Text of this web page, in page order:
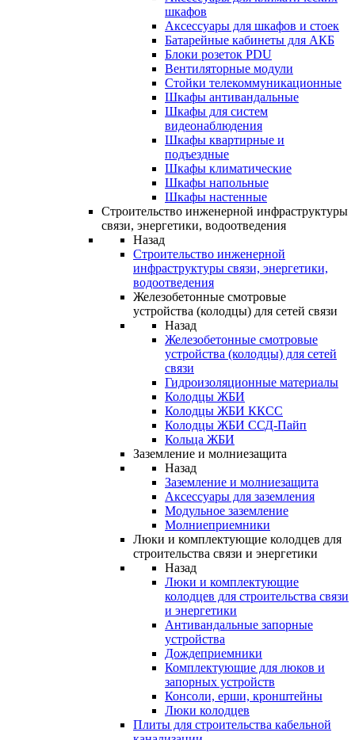
шкафов
Аксессуары для шкафов и стоек
Батарейные кабинеты для АКБ
Блоки розеток PDU
Вентиляторные модули
Стойки телекоммуникационные
Шкафы антивандальные
Шкафы для систем
видеонаблюдения
Шкафы квартирные и
подъездные
Шкафы климатические
Шкафы напольные
Шкафы настенные
Строительство инженерной инфраструктуры
связи, энергетики, водоотведения
Назад
Строительство инженерной
инфраструктуры связи, энергетики,
водоотведения
Железобетонные смотровые
устройства (колодцы) для сетей связи
Назад
Железобетонные смотровые
устройства (колодцы) для сетей
связи
Гидроизоляционные материалы
Колодцы ЖБИ
Колодцы ЖБИ ККСС
Колодцы ЖБИ ССД-Пайп
Кольца ЖБИ
Заземление и молниезащита
Назад
Заземление и молниезащита
Аксессуары для заземления
Модульное заземление
Молниеприемники
Люки и комплектующие колодцев для
строительства связи и энергетики
Назад
Люки и комплектующие
колодцев для строительства связи
и энергетики
Антивандальные запорные
устройства
Дождеприемники
Комплектующие для люков и
запорных устройств
Консоли, ерши, кронштейны
Люки колодцев
Плиты для строительства кабельной